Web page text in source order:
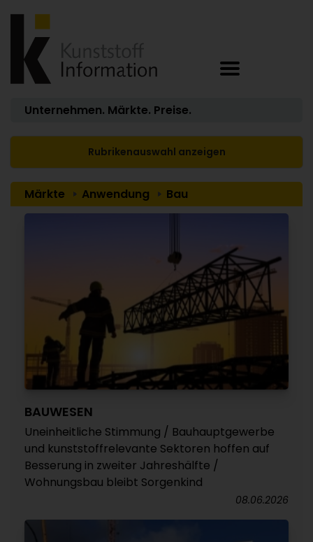
Unternehmen. Märkte. Preise.
Rubrikenauswahl anzeigen
Märkte Anwendung Bau
BAUWESEN
Uneinheitliche Stimmung / Bauhauptgewerbe
und kunststoffrelevante Sektoren hoffen auf
Besserung in zweiter Jahreshälfte /
Wohnungsbau bleibt Sorgenkind
08.06.2026